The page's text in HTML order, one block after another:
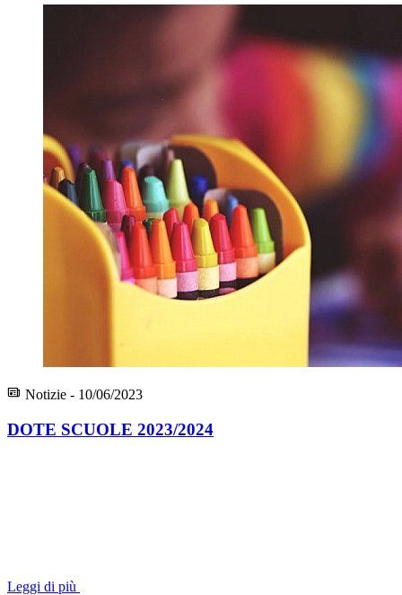
Notizie - 10/06/2023
DOTE SCUOLE 2023/2024
Leggi di più